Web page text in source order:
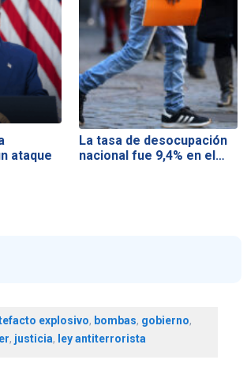
ataque
La tasa de desocupación
nacional fue 9,4% en el…
explosivo, bombas, gobierno,
, justicia, ley antiterrorista